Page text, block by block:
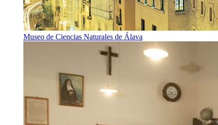
Museo de Ciencias Naturales de Álava